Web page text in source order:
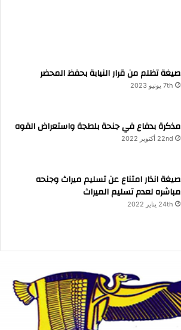
صيغة تظلم من قرار النيابة بحفظ المحضر
7th يونيو 2023
مذكرة بدفاع في جنحة بلطجة واستعراض القوه
22nd أكتوبر 2022
صيغة انذار امتناع عن تسليم ميراث وجنحه
مباشره لعدم تسليم الميراث
24th يناير 2022